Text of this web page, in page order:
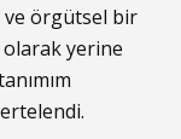
ve örgütsel bir
olarak yerine